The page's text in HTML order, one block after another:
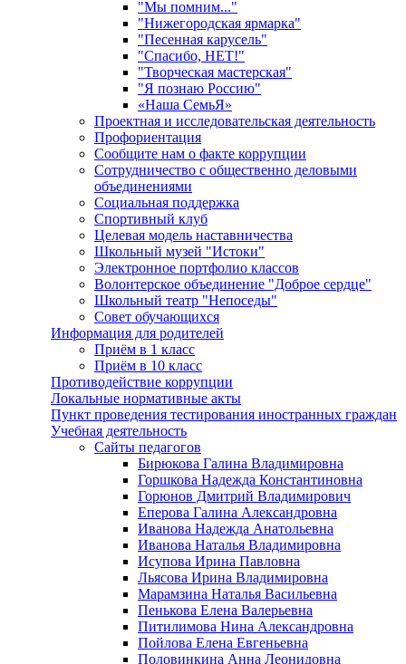
"Мы помним..."
"Нижегородская ярмарка"
"Песенная карусель"
"Спасибо, НЕТ!"
"Творческая мастерская"
"Я познаю Россию"
«Наша СемьЯ»
Проектная и исследовательская деятельность
Профориентация
Сообщите нам о факте коррупции
Сотрудничество с общественно деловыми
объединениями
Социальная поддержка
Спортивный клуб
Целевая модель наставничества
Школьный музей "Истоки"
Электронное портфолио классов
Волонтерское объединение "Доброе сердце"
Школьный театр "Непоседы"
Совет обучающихся
Информация для родителей
Приём в 1 класс
Приём в 10 класс
Противодействие коррупции
Локальные нормативные акты
Пункт проведения тестирования иностранных граждан
Учебная деятельность
Сайты педагогов
Бирюкова Галина Владимировна
Горшкова Надежда Константиновна
Горюнов Дмитрий Владимирович
Еперова Галина Александровна
Иванова Надежда Анатольевна
Иванова Наталья Владимировна
Исупова Ирина Павловна
Льясова Ирина Владимировна
Марамзина Наталья Васильевна
Пенькова Елена Валерьевна
Питилимова Нина Александровна
Пойлова Елена Евгеньевна
Половинкина Анна Леонидовна